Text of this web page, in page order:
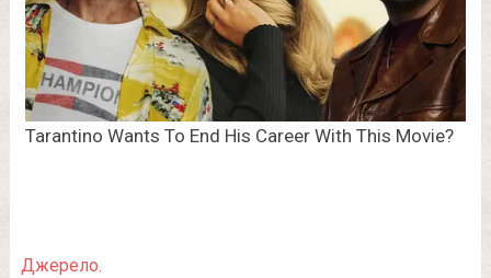
Джерело.